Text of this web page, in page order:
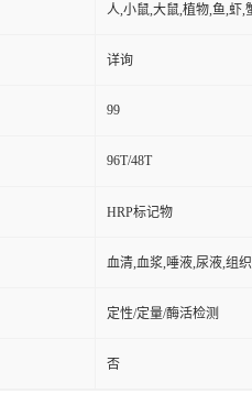
人,小鼠,大鼠,植物,鱼,虾,
详询
99
96T/48T
HRP标记物
血清,血浆,唾液,尿液,组
定性/定量/酶活检测
否